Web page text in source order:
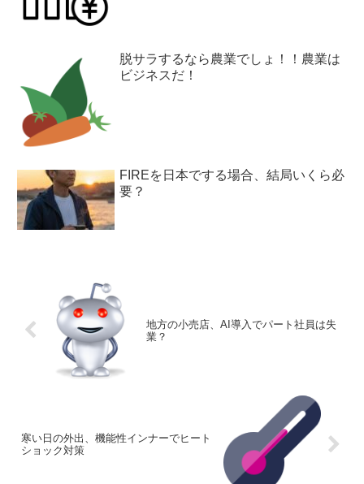
脱サラするなら農業でしょ！！農業は
ビジネスだ！
FIREを日本でする場合、結局いくら必
要？
地方の小売店、AI導入でパート社員は失
業？
寒い日の外出、機能性インナーでヒート
ショック対策